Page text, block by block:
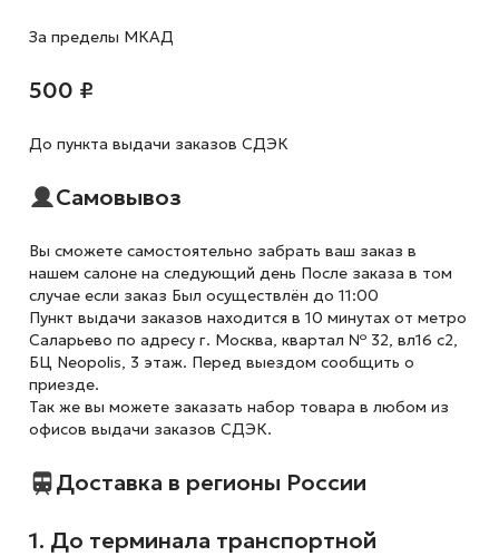
За пределы МКАД
500 ₽
До пункта выдачи заказов СДЭК
Самовывоз
Вы сможете самостоятельно забрать ваш заказ в
нашем салоне на следующий день После заказа в том
случае если заказ Был осуществлён до 11:00
Пункт выдачи заказов находится в 10 минутах от метро
Саларьево по адресу г. Москва, квартал № 32, вл16 с2,
БЦ Neopolis, 3 этаж. Перед выездом сообщить о
приезде.
Так же вы можете заказать набор товара в любом из
офисов выдачи заказов СДЭК.
Доставка в регионы России
1. До терминала транспортной